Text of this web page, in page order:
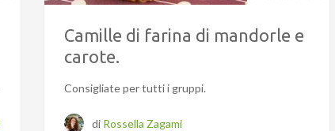
Camille di farina di mandorle e
carote.
Consigliate per tutti i gruppi.
di Rossella Zagami